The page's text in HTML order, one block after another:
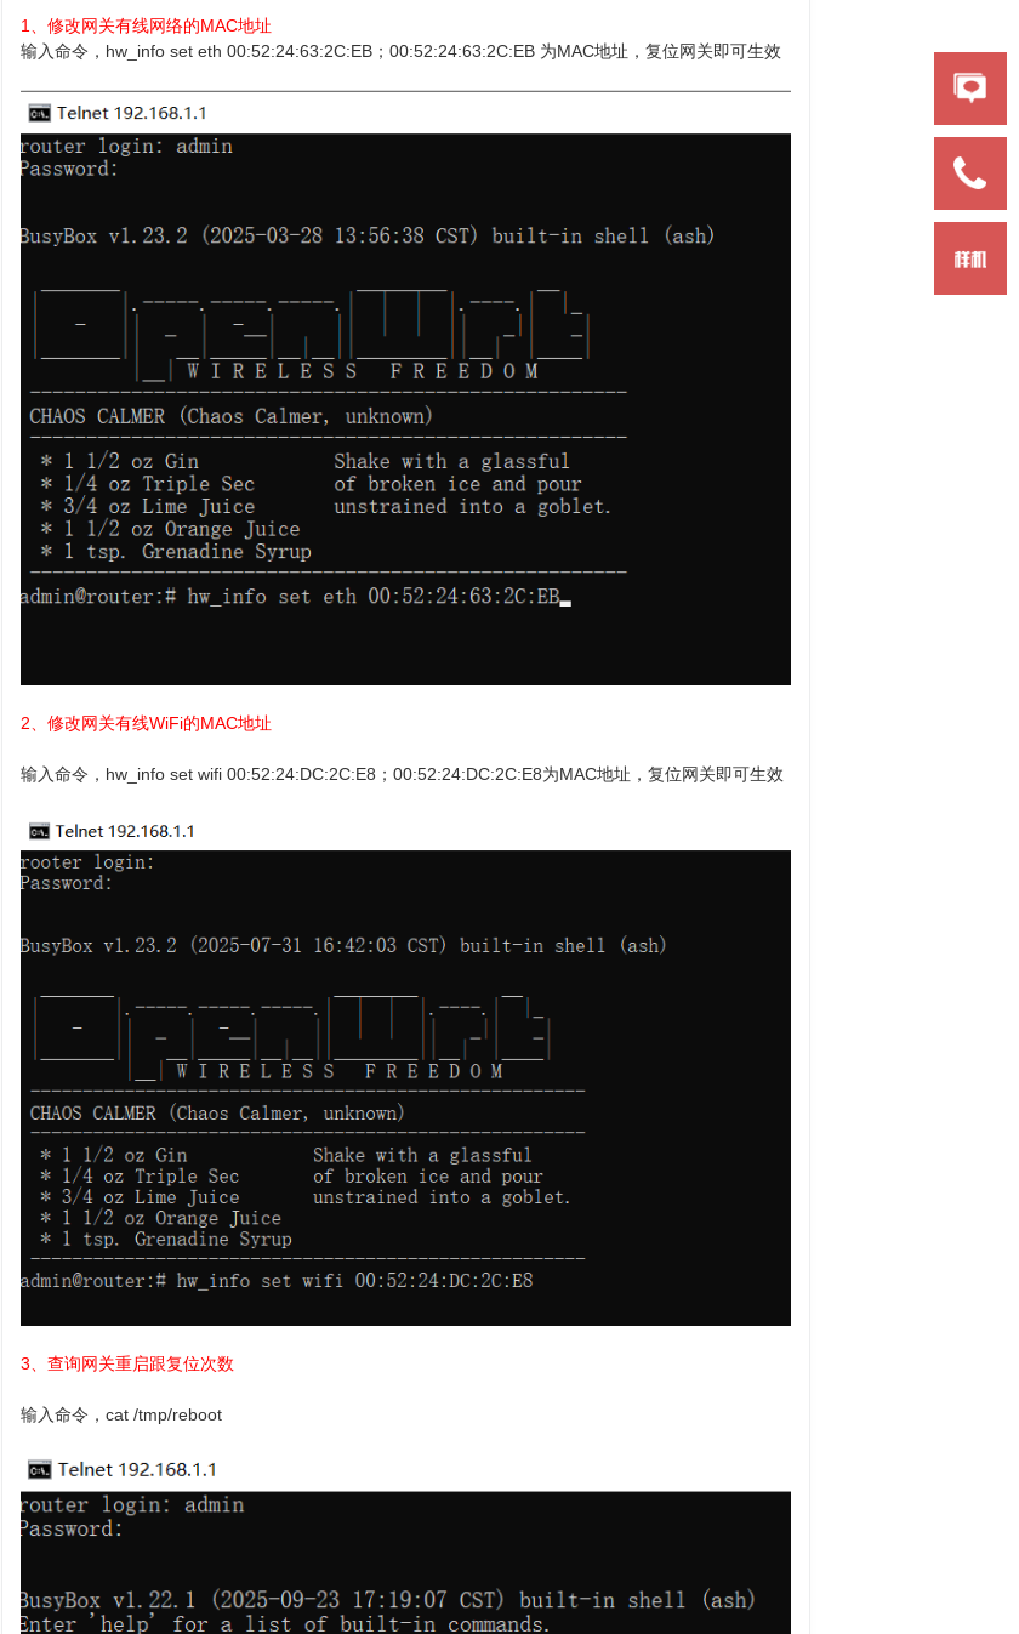
1、修改网关有线网络的MAC地址
输入命令，hw_info set eth 00:52:24:63:2C:EB；00:52:24:63:2C:EB 为MAC地址，复位网关即可生效
2、修改网关有线WiFi的MAC地址
输入命令，hw_info set wifi 00:52:24:DC:2C:E8；00:52:24:DC:2C:E8为MAC地址，复位网关即可生效
3、查询网关重启跟复位次数
输入命令，cat /tmp/reboot